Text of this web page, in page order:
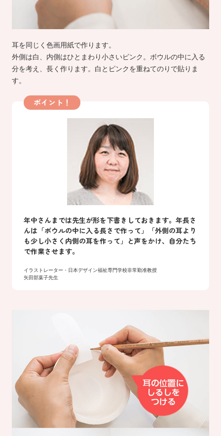
耳を同じく色画用紙で作ります。
外側は白、内側はひとまわり小さいピンク。ボウルの中に入る
分を考え、長く作ります。白とピンクを重ねてのりで貼りま
す。
ポイント！
年中さんまでは先生が形を下書きしておきます。年長さ
んは「ボウルの中に入る長さで作って」「外側の耳より
も少し小さく内側の耳を作って」と声をかけ、自分たち
で作業させます。
イラストレーター・日本デザイン福祉専門学校非常勤准教授
矢田部葉子先生